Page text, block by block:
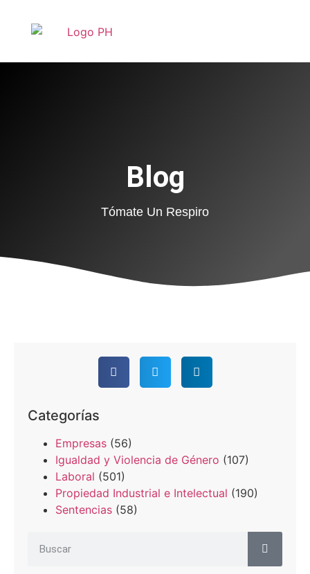
Blog
Tómate Un Respiro
Categorías
Empresas (56)
Igualdad y Violencia de Género (107)
Laboral (501)
Propiedad Industrial e Intelectual (190)
Sentencias (58)